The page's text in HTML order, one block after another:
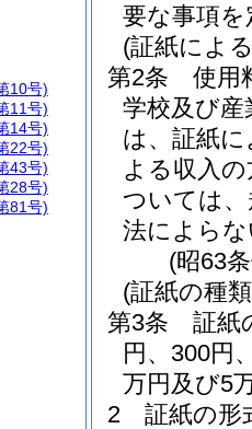
要な事項
(証紙によ
第2条
使用
学校及び産
は、証紙
よる収入
ついては
法によら
(昭63
(証紙の種
第3条
証紙
円、300円
万円及び5
2
証紙の形
10号)
11号)
14号)
22号)
43号)
28号)
81号)